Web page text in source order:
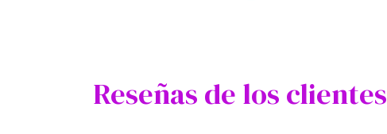
Reseñas de los clientes